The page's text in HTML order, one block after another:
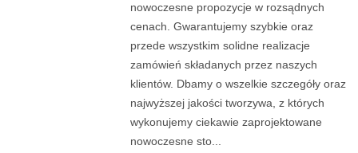
nowoczesne propozycje w rozsądnych
cenach. Gwarantujemy szybkie oraz
przede wszystkim solidne realizacje
zamówień składanych przez naszych
klientów. Dbamy o wszelkie szczegóły oraz
najwyższej jakości tworzywa, z których
wykonujemy ciekawie zaprojektowane
nowoczesne sto...